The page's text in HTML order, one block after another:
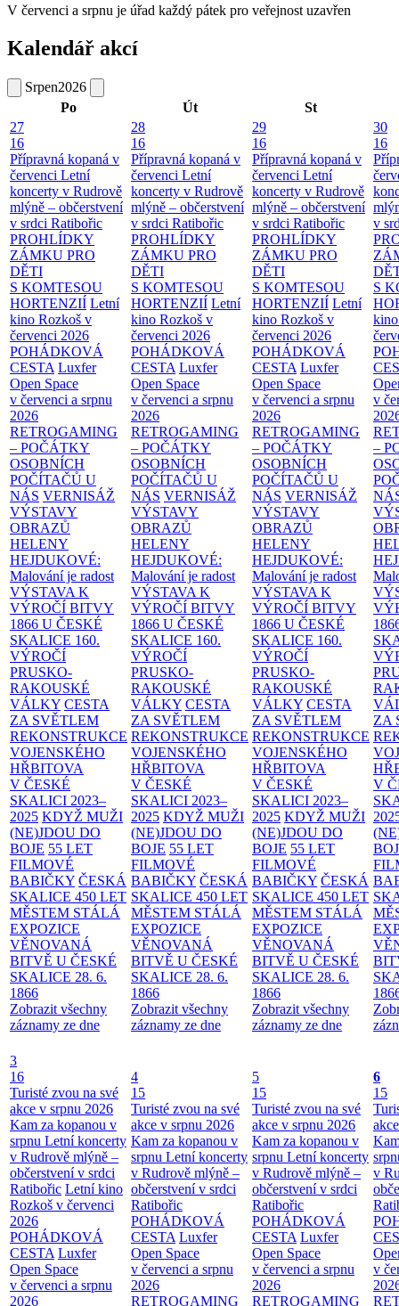
V červenci a srpnu je úřad každý pátek pro veřejnost uzavřen
Kalendář akcí
Srpen2026
Po
Út
St
27
16
Přípravná kopaná v
červenci Letní
koncerty v Rudrově
mlýně – občerstvení
v srdci Ratibořic
PROHLÍDKY
ZÁMKU PRO
DĚTI
S KOMTESOU
HORTENZIÍ Letní
kino Rozkoš v
červenci 2026
POHÁDKOVÁ
CESTA Luxfer
Open Space
v červenci a srpnu
2026
RETROGAMING
– POČÁTKY
OSOBNÍCH
POČÍTAČŮ U
NÁS VERNISÁŽ
VÝSTAVY
OBRAZŮ
HELENY
HEJDUKOVÉ:
Malování je radost
VÝSTAVA K
VÝROČÍ BITVY
1866 U ČESKÉ
SKALICE 160.
VÝROČÍ
PRUSKO-
RAKOUSKÉ
VÁLKY CESTA
ZA SVĚTLEM
REKONSTRUKCE
VOJENSKÉHO
HŘBITOVA
V ČESKÉ
SKALICI 2023–
2025 KDYŽ MUŽI
(NE)JDOU DO
BOJE 55 LET
FILMOVÉ
BABIČKY ČESKÁ
SKALICE 450 LET
MĚSTEM STÁLÁ
EXPOZICE
VĚNOVANÁ
BITVĚ U ČESKÉ
SKALICE 28. 6.
1866
Zobrazit všechny
záznamy ze dne
28
16
Přípravná kopaná v
červenci Letní
koncerty v Rudrově
mlýně – občerstvení
v srdci Ratibořic
PROHLÍDKY
ZÁMKU PRO
DĚTI
S KOMTESOU
HORTENZIÍ Letní
kino Rozkoš v
červenci 2026
POHÁDKOVÁ
CESTA Luxfer
Open Space
v červenci a srpnu
2026
RETROGAMING
– POČÁTKY
OSOBNÍCH
POČÍTAČŮ U
NÁS VERNISÁŽ
VÝSTAVY
OBRAZŮ
HELENY
HEJDUKOVÉ:
Malování je radost
VÝSTAVA K
VÝROČÍ BITVY
1866 U ČESKÉ
SKALICE 160.
VÝROČÍ
PRUSKO-
RAKOUSKÉ
VÁLKY CESTA
ZA SVĚTLEM
REKONSTRUKCE
VOJENSKÉHO
HŘBITOVA
V ČESKÉ
SKALICI 2023–
2025 KDYŽ MUŽI
(NE)JDOU DO
BOJE 55 LET
FILMOVÉ
BABIČKY ČESKÁ
SKALICE 450 LET
MĚSTEM STÁLÁ
EXPOZICE
VĚNOVANÁ
BITVĚ U ČESKÉ
SKALICE 28. 6.
1866
Zobrazit všechny
záznamy ze dne
29
16
Přípravná kopaná v
červenci Letní
koncerty v Rudrově
mlýně – občerstvení
v srdci Ratibořic
PROHLÍDKY
ZÁMKU PRO
DĚTI
S KOMTESOU
HORTENZIÍ Letní
kino Rozkoš v
červenci 2026
POHÁDKOVÁ
CESTA Luxfer
Open Space
v červenci a srpnu
2026
RETROGAMING
– POČÁTKY
OSOBNÍCH
POČÍTAČŮ U
NÁS VERNISÁŽ
VÝSTAVY
OBRAZŮ
HELENY
HEJDUKOVÉ:
Malování je radost
VÝSTAVA K
VÝROČÍ BITVY
1866 U ČESKÉ
SKALICE 160.
VÝROČÍ
PRUSKO-
RAKOUSKÉ
VÁLKY CESTA
ZA SVĚTLEM
REKONSTRUKCE
VOJENSKÉHO
HŘBITOVA
V ČESKÉ
SKALICI 2023–
2025 KDYŽ MUŽI
(NE)JDOU DO
BOJE 55 LET
FILMOVÉ
BABIČKY ČESKÁ
SKALICE 450 LET
MĚSTEM STÁLÁ
EXPOZICE
VĚNOVANÁ
BITVĚ U ČESKÉ
SKALICE 28. 6.
1866
Zobrazit všechny
záznamy ze dne
30
16
v
S
v
–
ZA
V
3
16
Turisté zvou na své
akce v srpnu 2026
Kam za kopanou v
srpnu Letní koncerty
v Rudrově mlýně –
občerstvení v srdci
Ratibořic Letní kino
Rozkoš v červenci
2026
POHÁDKOVÁ
CESTA Luxfer
Open Space
v červenci a srpnu
2026
4
15
Turisté zvou na své
akce v srpnu 2026
Kam za kopanou v
srpnu Letní koncerty
v Rudrově mlýně –
občerstvení v srdci
Ratibořic
POHÁDKOVÁ
CESTA Luxfer
Open Space
v červenci a srpnu
2026
RETROGAMING
5
15
Turisté zvou na své
akce v srpnu 2026
Kam za kopanou v
srpnu Letní koncerty
v Rudrově mlýně –
občerstvení v srdci
Ratibořic
POHÁDKOVÁ
CESTA Luxfer
Open Space
v červenci a srpnu
2026
RETROGAMING
6
15
v
v